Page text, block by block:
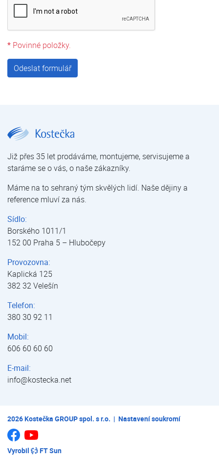
* Povinné položky.
Odeslat formulář
Již přes 35 let prodáváme, montujeme, servisujeme a
staráme se o vás, o naše zákazníky.
Máme na to sehraný tým skvělých lidí. Naše dějiny a
reference mluví za nás.
Sídlo:
Borského 1011/1
152 00 Praha 5 – Hlubočepy
Provozovna:
Kaplická 125
382 32 Velešín
Telefon:
380 30 92 11
Mobil:
606 60 60 60
E-mail:
info@kostecka.net
2026Kostečka GROUP spol. s r.o. | Nastavení soukromí
Jsme na Facebooku
Vyrobil FT Sun